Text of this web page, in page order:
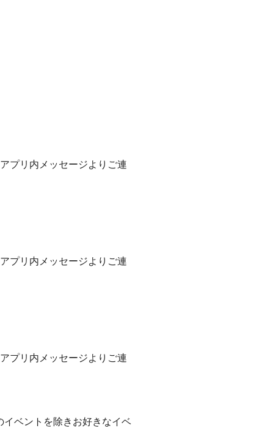
プリ内メッセージよりご連
プリ内メッセージよりご連
プリ内メッセージよりご連
ベントを除きお好きなイベ